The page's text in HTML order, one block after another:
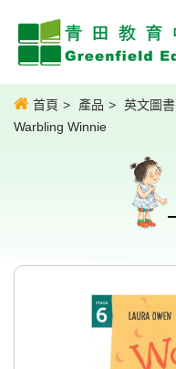
首頁 產品 英文圖書
Warbling Winnie